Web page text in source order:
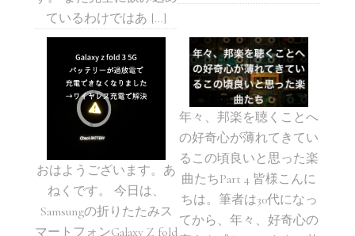
ているわけではあ […]
おはようございます。あ
ねくです。 今日は、
Samsungの折りたたみス
マートフォンGalaxy Z fold
年々、邦楽を聴くことへ
の好奇心が薄れてきてい
るこの頃良いと思った楽
曲たちPart 4 皆様こんに
ちは。筆者は30代になっ
てから、年々、好奇心の